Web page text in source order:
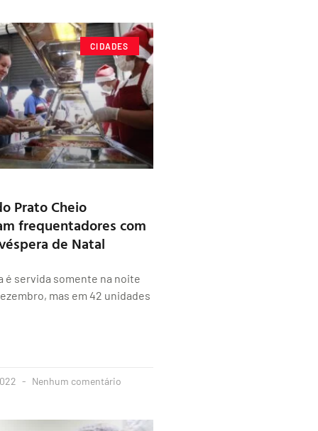
CIDADES
Prato Cheio
frequentadores com
de Natal
é servida somente na noite
mas em 42 unidades
Nenhum comentário